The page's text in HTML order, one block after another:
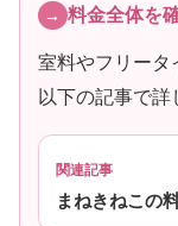
料金全体を
室料やフリータ
以下の記事で詳
関連記事
まねきねこの